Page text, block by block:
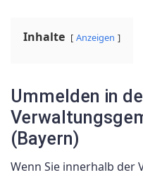
Inhalte Anzeigen
Ummelden in
(Bayern)
Wenn Sie innerhalb der